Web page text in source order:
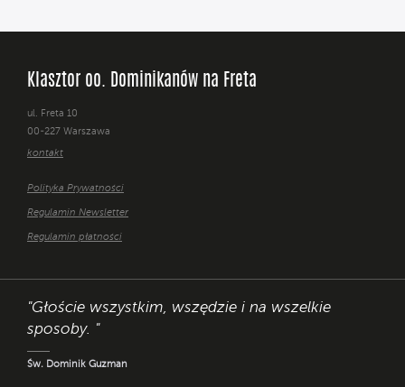
Klasztor oo. Dominikanów na Freta
ul. Freta 10
00-227 Warszawa
kontakt
Polityka Prywatności
Regulamin Newsletter
Regulamin płatności
"Głoście wszystkim, wszędzie i na wszelkie
sposoby. "
Św. Dominik Guzman